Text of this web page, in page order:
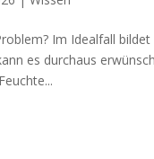
Im Idealfall
es durchaus